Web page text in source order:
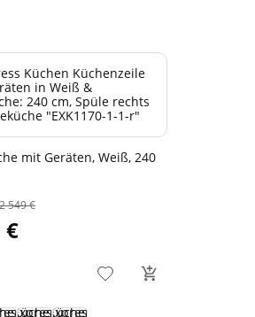
mit Geräten, Weiß, 240
2 549 €
€